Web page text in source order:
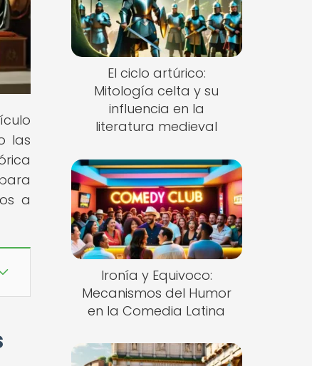
las
a
El ciclo artúrico:
Mitología celta y su
influencia en la
literatura medieval
Ironía y Equivoco:
Mecanismos del Humor
en la Comedia Latina